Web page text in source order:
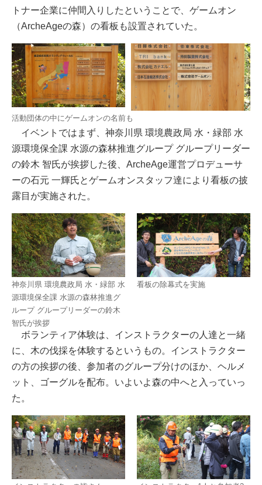
トナー企業に仲間入りしたということで、ゲームオン
（ArcheAgeの森）の看板も設置されていた。
活動団体の中にゲームオンの名前も
イベントではまず、神奈川県 環境農政局 水・緑部 水
源環境保全課 水源の森林推進グループ グループリーダー
の鈴木 智氏が挨拶した後、ArcheAge運営プロデューサ
ーの石元 一輝氏とゲームオンスタッフ達により看板の披
露目が実施された。
神奈川県 環境農政局 水・緑部 水
源環境保全課 水源の森林推進グ
ループ グループリーダーの鈴木
智氏が挨拶
看板の除幕式を実施
ボランティア体験は、インストラクターの人達と一緒
に、木の伐採を体験するというもの。インストラクター
の方の挨拶の後、参加者のグループ分けのほか、ヘルメ
ット、ゴーグルを配布。いよいよ森の中へと入っていっ
た。